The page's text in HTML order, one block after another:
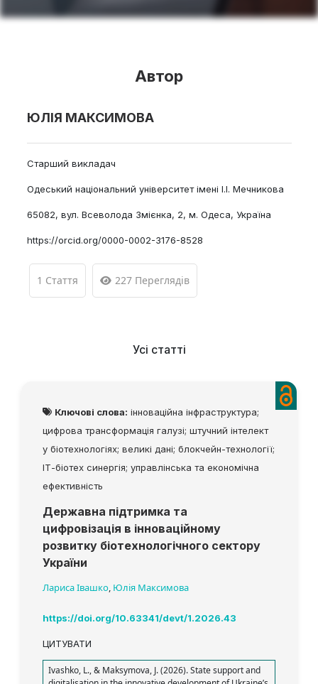
Автор
ЮЛІЯ МАКСИМОВА
Старший викладач
Одеський національний університет імені І.І. Мечникова
65082, вул. Всеволода Змієнка, 2, м. Одеса, Україна
https://orcid.org/0000-0002-3176-8528
1 Стаття 227 Переглядів
Усі статті
Ключові слова: інноваційна інфраструктура;
цифрова трансформація галузі; штучний інтелект
у біотехнологіях; великі дані; блокчейн-технології;
ІТ-біотех синергія; управлінська та економічна
ефективність
Державна підтримка та
цифровізація в інноваційному
розвитку біотехнологічного сектору
України
Лариса Івашко, Юлія Максимова
https://doi.org/10.63341/devt/1.2026.43
ЦИТУВАТИ
Ivashko, L., & Maksymova, J. (2026). State support and